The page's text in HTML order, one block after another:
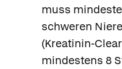
muss
schweren
(Kreatinin-
mindestens 8